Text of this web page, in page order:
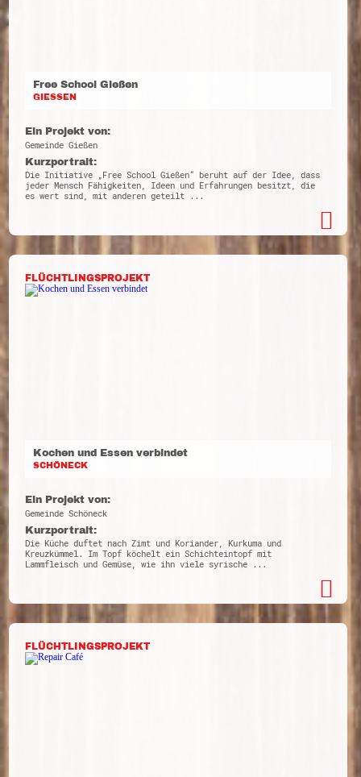
Free School Gießen
GIESSEN
Ein Projekt von:
Gemeinde Gießen
Kurzportrait:
Die Initiative „Free School Gießen“ beruht auf der Idee, dass
jeder Mensch Fähigkeiten, Ideen und Erfahrungen besitzt, die
es wert sind, mit anderen geteilt ...
FLÜCHTLINGSPROJEKT
Kochen und Essen verbindet
SCHÖNECK
Ein Projekt von:
Gemeinde Schöneck
Kurzportrait:
Die Küche duftet nach Zimt und Koriander, Kurkuma und
Kreuzkümmel. Im Topf köchelt ein Schichteintopf mit
Lammfleisch und Gemüse, wie ihn viele syrische ...
FLÜCHTLINGSPROJEKT